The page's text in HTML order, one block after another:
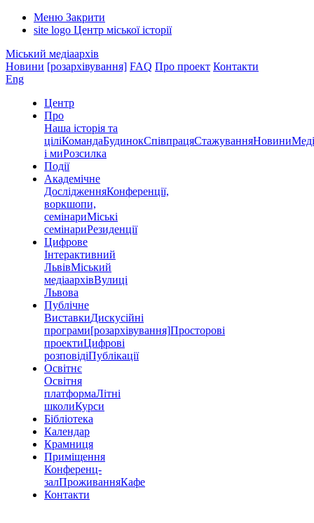
Меню Закрити
site logo Центр міської історії
Міський медіаархів
Новини [розархівування] FAQ Про проект Контакти
Eng
Центр
Про
Наша історія та
ціліКомандаБудинокСпівпрацяСтажуванняНовини
і миРозсилка
Події
Академічне
ДослідженняКонференції,
воркшопи,
семінариМіські
семінариРезиденції
Цифрове
Інтерактивний
ЛьвівМіський
медіаархівВулиці
Львова
Публічне
ВиставкиДискусійні
програми[розархівування]Просторові
проектиЦифрові
розповідіПублікації
Освітнє
Освітня
платформаЛітні
школиКурси
Бібліотека
Календар
Крамниця
Приміщення
Конференц-
залПроживанняКафе
Контакти